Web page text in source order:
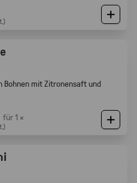
Bohnen mit Zitronensaft und
für 1 ×